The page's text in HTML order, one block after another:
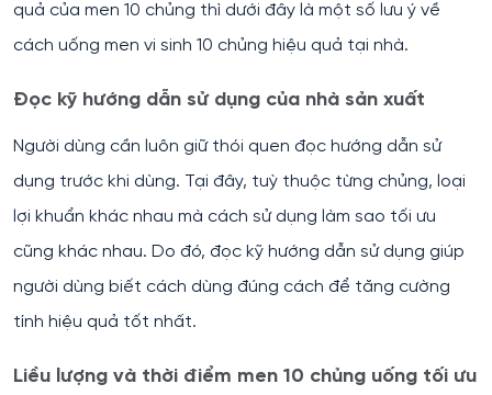
quả của men 10 chủng thì dưới đây là một số lưu ý về
cách uống men vi sinh 10 chủng hiệu quả tại nhà.
Đọc kỹ hướng dẫn sử dụng của nhà sản xuất
Người dùng cần luôn giữ thói quen đọc hướng dẫn sử
dụng trước khi dùng. Tại đây, tuỳ thuộc từng chủng, loại
lợi khuẩn khác nhau mà cách sử dụng làm sao tối ưu
cũng khác nhau. Do đó, đọc kỹ hướng dẫn sử dụng giúp
người dùng biết cách dùng đúng cách để tăng cường
tính hiệu quả tốt nhất.
Liều lượng và thời điểm men 10 chủng uống tối ưu